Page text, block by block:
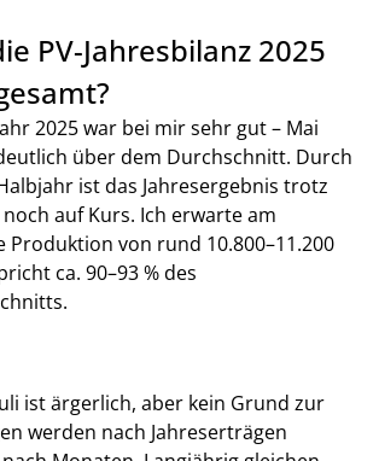
PV-Jahresbilanz 2025
2025 war bei mir sehr gut – Mai
über dem Durchschnitt. Durch
ist das Jahresergebnis trotz
auf Kurs. Ich erwarte am
Produktion von rund 10.800–11.200
ca. 90–93 % des
ist ärgerlich, aber kein Grund zur
werden nach Jahreserträgen